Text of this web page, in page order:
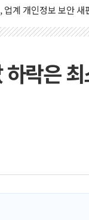
, 고용 쇼크에 금리
쿡 연준 이사 해임 재
매파 기세 꺾이나…고
슬람 수니파 3국, '공
쇼크에 엔화 장중 급
스] 뉴욕 반도체주 프
락은